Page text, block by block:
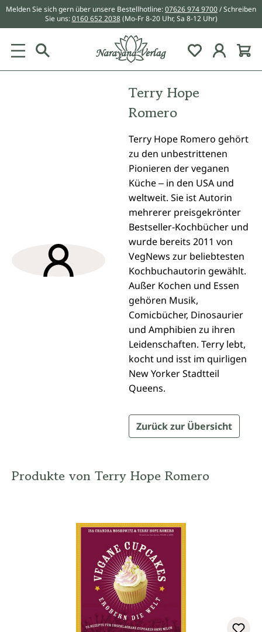
springen
Melden Sie sich gern über unsere Bestellhotline:07626 974 9700/ Schreiben
Sie uns:0160 652 2038 (Mo-Fr 8-20 Uhr, Sa 8-12 Uhr)
Du hast 0
Terry Hope
Romero
Terry Hope Romero gehört
zu den unbestrittenen
Pionieren der veganen
Küche ‒ in den USA und
weltweit. Sie ist Autorin
mehrerer preisgekrönter
Bestseller-Kochbücher und
wurde bereits 2011 von
VegNews zur beliebtesten
Kochbuchautorin gewählt.
Außer Kochen und Essen
gehören Musik,
Comicbücher, Dinosaurier
und Amphibien zu ihren
Leidenschaften. Terry lebt,
kocht und isst im quirligen
New Yorker Stadtteil
Queens.
Zurück zur Übersicht
Produkte von Terry Hope Romero